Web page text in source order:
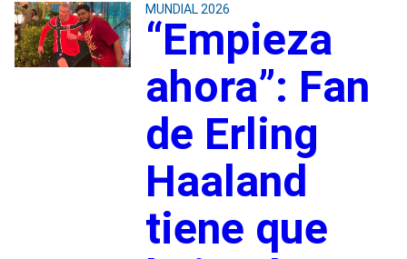
MUNDIAL 2026
“Empieza
ahora”: Fan
de Erling
Haaland
tiene que